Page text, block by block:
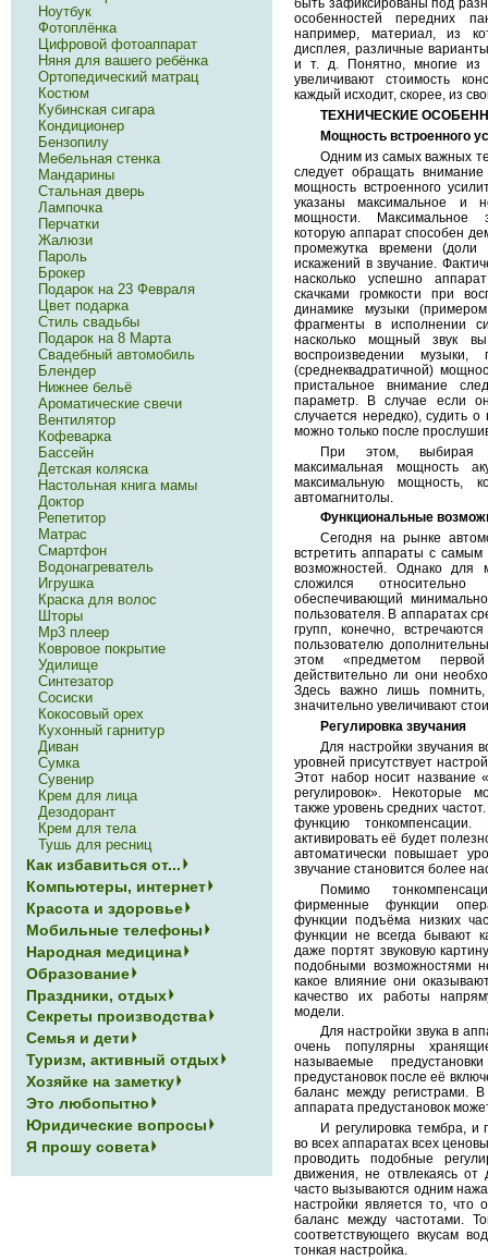
быть зафиксированы под
особенностей передних
например, материал, из
дисплея, различные
и т. д. Понятно, многие из
увеличивают стоимость
каждый исходит, скорее, из
ТЕХНИЧЕСКИЕ
Мощность встроенного
Одним из самых важных
следует обращать
мощность встроенного
указаны максимальное и
мощности. Максимальное
которую аппарат способен
промежутка времени (доли
искажений в звучание.
насколько успешно
скачками громкости при
динамике музыки
фрагменты в исполнении
насколько мощный звук
воспроизведении музыки,
(среднеквадратичной)
пристальное внимание
параметр. В случае если
случается нередко), судить
можно только после
При этом, выбирая
максимальная мощность
максимальную мощность,
автомагнитолы.
Функциональные
Сегодня на рынке
встретить аппараты с
возможностей. Однако для
сложился
обеспечивающий
пользователя. В аппаратах
групп, конечно,
пользователю
этом «предметом
действительно ли они
Здесь важно лишь
значительно увеличивают
Регулировка звучания
Для настройки звучания
уровней присутствует
Этот набор носит название
регулировок». Некоторые
также уровень средних
функцию
активировать её будет
автоматически повышает
звучание становится более
Помимо
фирменные функции
функции подъёма низких
функции не всегда бывают
даже портят звуковую
подобными возможностями
какое влияние они
качество их работы
модели.
Для настройки звука в
очень популярны
называемые
предустановок после её
баланс между регистрами.
аппарата предустановок
И регулировка тембра, и
во всех аппаратах всех
проводить подобные
движения, не отвлекаясь от
часто вызываются одним
настройки является то, что
баланс между частотами.
соответствующего вкусам
тонкая настройка.
Ноутбук
Фотоплёнка
Цифровой фотоаппарат
Няня для вашего ребёнка
Ортопедический матрац
Костюм
Кубинская сигара
Кондиционер
Бензопилу
Мебельная стенка
Мандарины
Стальная дверь
Лампочка
Перчатки
Жалюзи
Пароль
Брокер
Подарок на 23 Февраля
Цвет подарка
Стиль свадьбы
Подарок на 8 Марта
Свадебный автомобиль
Блендер
Нижнее бельё
Ароматические свечи
Вентилятор
Кофеварка
Бассейн
Детская коляска
Настольная книга мамы
Доктор
Репетитор
Матрас
Смартфон
Водонагреватель
Игрушка
Краска для волос
Шторы
Mp3 плеер
Ковровое покрытие
Удилище
Синтезатор
Сосиски
Кокосовый орех
Кухонный гарнитур
Диван
Сумка
Сувенир
Крем для лица
Дезодорант
Крем для тела
Тушь для ресниц
Как избавиться от...
Компьютеры, интернет
Красота и здоровье
Мобильные телефоны
Народная медицина
Образование
Праздники, отдых
Секреты производства
Семья и дети
Туризм, активный отдых
Хозяйке на заметку
Это любопытно
Юридические вопросы
Я прошу совета